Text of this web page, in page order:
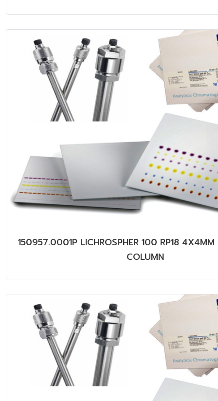
150957.0001P LICHROSPHER 100 RP18 4X4MM
COLUMN